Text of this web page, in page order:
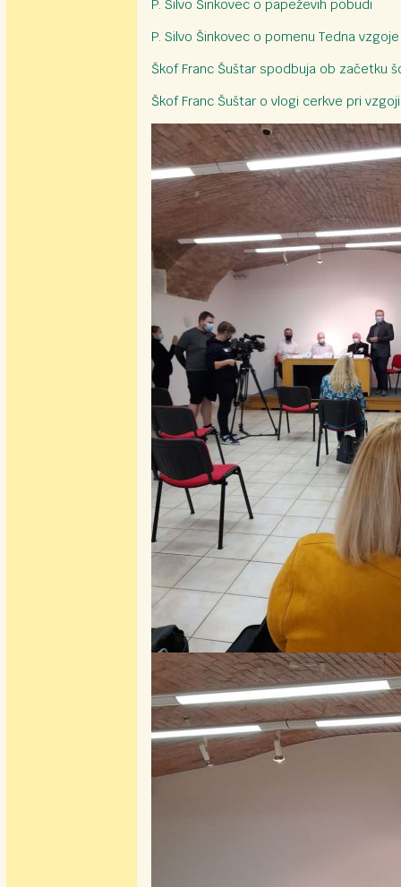
P. Silvo Šinkovec o papeževih pobudi
P. Silvo Šinkovec o pomenu Tedna
Škof Franc Šuštar spodbuja ob začetku
Škof Franc Šuštar o vlogi cerkve pri vzgoji